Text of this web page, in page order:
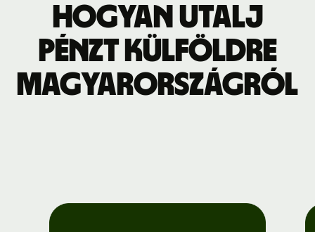
Hogyan utalj
pénzt külföldre
Magyarországról